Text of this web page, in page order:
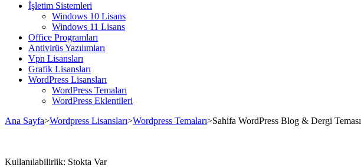
İşletim Sistemleri
Windows 10 Lisans
Windows 11 Lisans
Office Programları
Antivirüs Yazılımları
Vpn Lisansları
Grafik Lisansları
WordPress Lisansları
WordPress Temaları
WordPress Eklentileri
Ana Sayfa>Wordpress Lisansları>Wordpress Temaları>Sahifa WordPress Blog & Dergi Teması
Kullanılabilirlik: Stokta Var